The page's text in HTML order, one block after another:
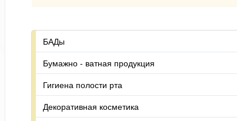
БАДы
Бумажно - ватная продукция
Гигиена полости рта
Декоративная косметика